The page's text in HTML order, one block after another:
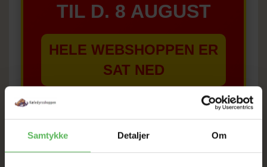
Samtykke Detaljer Om
TIL D. 8 AUGUST
HELE WEBSHOPPEN ER
SAT NED
Tilbud GÆLDER IKKE
I FYSISK BUTIKKERE